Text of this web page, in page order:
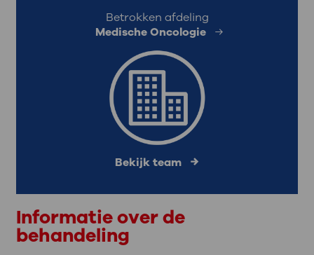
Betrokken afdeling
Medische Oncologie
Bekijk team
Informatie over de
behandeling